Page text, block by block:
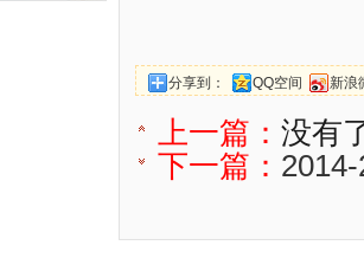
分享到： QQ空间 新浪
上一篇：没有
下一篇：